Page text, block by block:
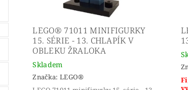
LEGO® 71011 MINIFIGURKY
15. SÉRIE - 13. CHLAPÍK V
OBLEKU ŽRALOKA
Skladem
Značka: LEGO®